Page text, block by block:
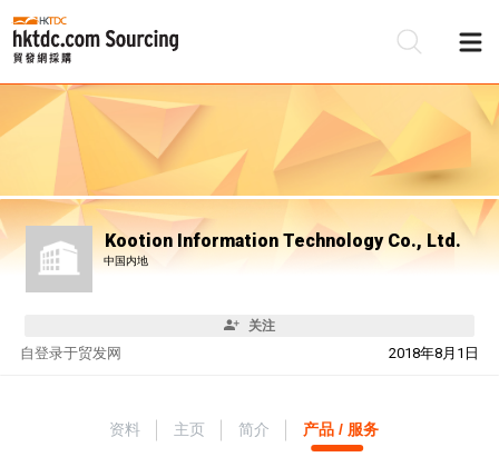
Kootion Information Technology Co., Ltd.
中国内地
关注
自 2018年8月1日
登录于贸发网
资料 主页 简介 产品 / 服务